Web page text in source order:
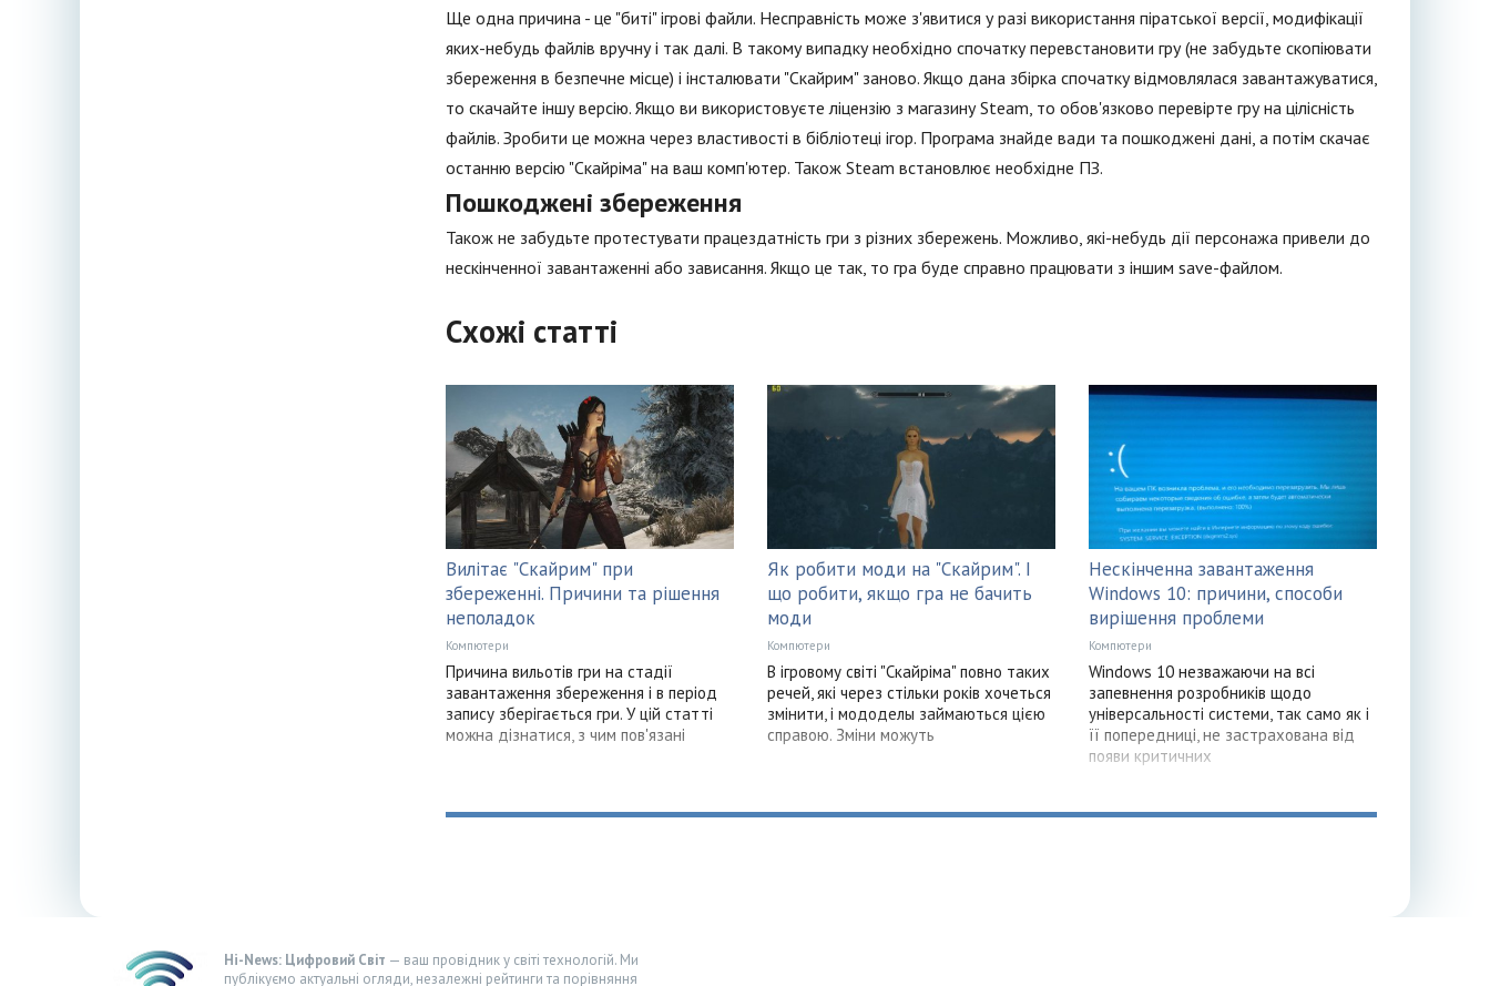
Ще одна причина - це "биті" ігрові файли. Несправність може з'явитися у разі використання піратської версії, модифікації
яких-небудь файлів вручну і так далі. В такому випадку необхідно спочатку перевстановити гру (не забудьте скопіювати
збереження в безпечне місце) і інсталювати "Скайрим" заново. Якщо дана збірка спочатку відмовлялася завантажуватися,
то скачайте іншу версію. Якщо ви використовуєте ліцензію з магазину Steam, то обов'язково перевірте гру на цілісність
файлів. Зробити це можна через властивості в бібліотеці ігор. Програма знайде вади та пошкоджені дані, а потім скачає
останню версію "Скайріма" на ваш комп'ютер. Також Steam встановлює необхідне ПЗ.
Пошкоджені збереження
Також не забудьте протестувати працездатність гри з різних збережень. Можливо, які-небудь дії персонажа привели до
нескінченної завантаженні або зависання. Якщо це так, то гра буде справно працювати з іншим save-файлом.
Схожі статті
Вилітає "Скайрим" при
збереженні. Причини та рішення
неполадок
Компютери
Причина вильотів гри на стадії
завантаження збереження і в період
запису зберігається гри. У цій статті
можна дізнатися, з чим пов'язані
Як робити моди на "Скайрим". І
що робити, якщо гра не бачить
моди
Компютери
В ігровому світі "Скайріма" повно таких
речей, які через стільки років хочеться
змінити, і мододелы займаються цією
справою. Зміни можуть
Нескінченна завантаження
Windows 10: причини, способи
вирішення проблеми
Компютери
Windows 10 незважаючи на всі
запевнення розробників щодо
універсальності системи, так само як і
її попередниці, не застрахована від
появи критичних
Hi-News: Цифровий Світ — ваш провідник у світі технологій. Ми
публікуємо актуальні огляди, незалежні рейтинги та порівняння